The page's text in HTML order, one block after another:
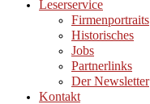
Leserservice
Firmenportraits
Historisches
Jobs
Partnerlinks
Der Newsletter
Kontakt